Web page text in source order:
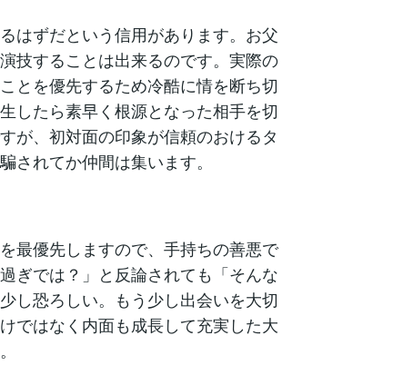
はずだという信用があります。お父
技することは出来るのです。実際の
とを優先するため冷酷に情を断ち切
したら素早く根源となった相手を切
が、初対面の印象が信頼のおけるタ
されてか仲間は集います。
最優先しますので、手持ちの善悪で
ぎでは？」と反論されても「そんな
し恐ろしい。もう少し出会いを大切
ではなく内面も成長して充実した大